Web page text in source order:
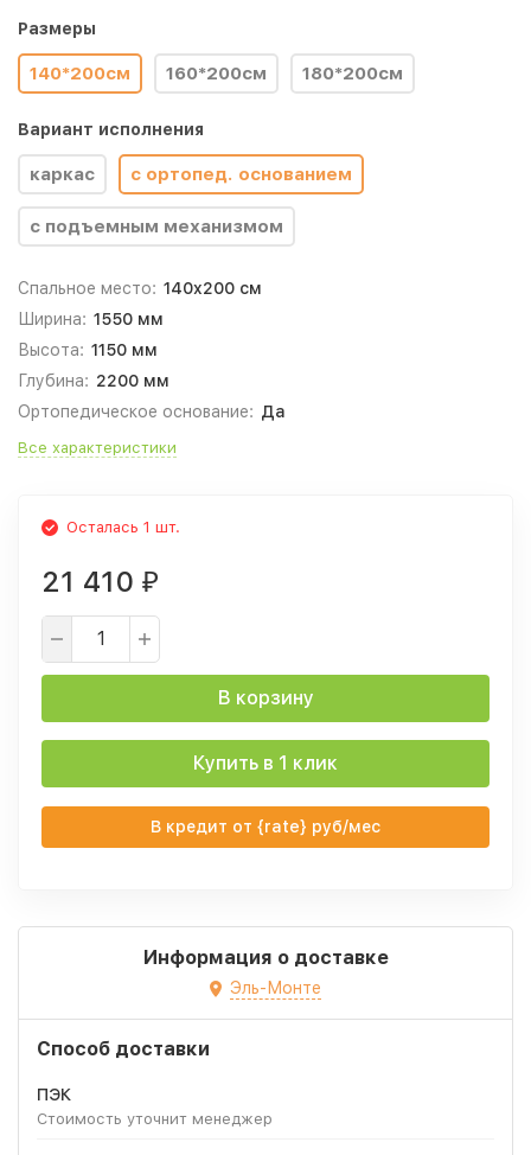
Размеры
140*200см 160*200см 180*200см
Вариант исполнения
каркас с ортопед. основанием
с подъемным механизмом
Спальное место: 140x200 см
Ширина: 1550 мм
Высота: 1150 мм
Глубина: 2200 мм
Ортопедическое основание: Да
Все характеристики
Осталась 1 шт.
21 410 ₽
В корзину
Купить в 1 клик
В кредит от {rate} руб/мес
Информация о доставке
Эль-Монте
Способ доставки
ПЭК
Стоимость уточнит менеджер